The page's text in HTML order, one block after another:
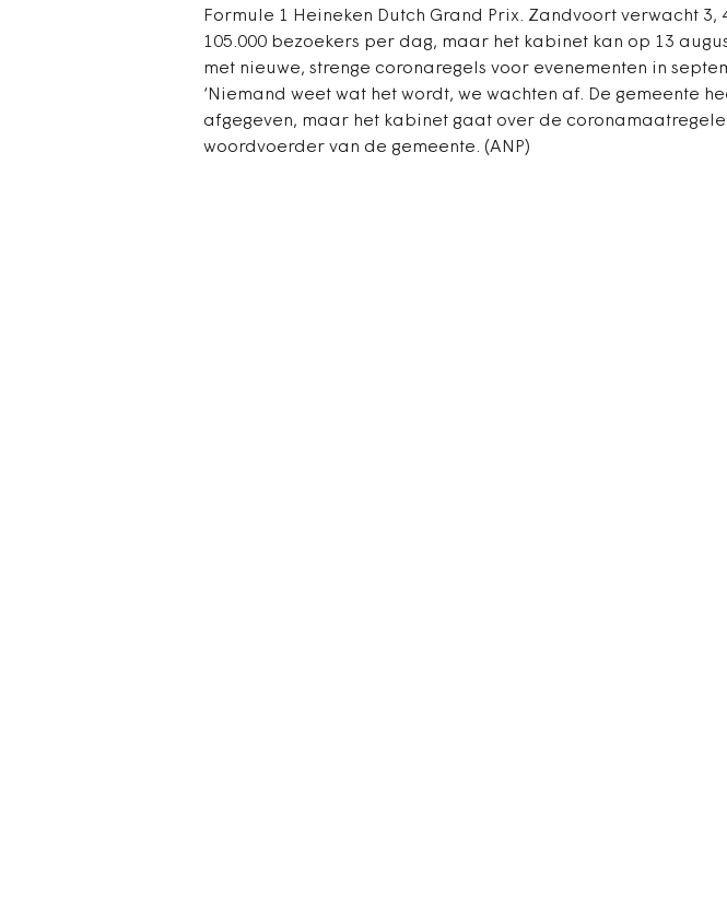
Formule 1 Heineken Dutch Grand Prix. Zandvoort verwacht 3,
105.000 bezoekers per dag, maar het kabinet kan op 13
met nieuwe, strenge coronaregels voor evenementen in
‘Niemand weet wat het wordt, we wachten af. De gemeente
afgegeven, maar het kabinet gaat over de
woordvoerder van de gemeente. (ANP)